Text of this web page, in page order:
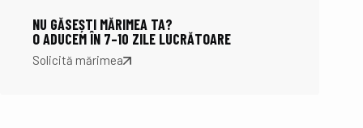
NU GĂSEȘTI MĂRIMEA TA?
O ADUCEM ÎN 7–10 ZILE LUCRĂTOARE
Solicită mărimea